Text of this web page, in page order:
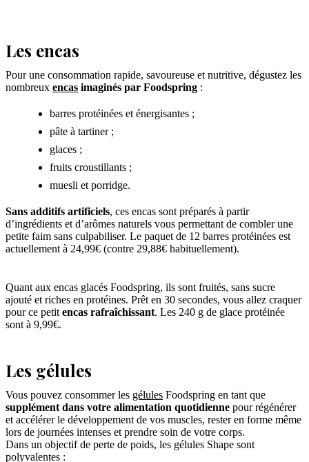
Les encas
Pour une consommation rapide, savoureuse et nutritive, dégustez les
nombreux encas imaginés par Foodspring :
barres protéinées et énergisantes ;
pâte à tartiner ;
glaces ;
fruits croustillants ;
muesli et porridge.
Sans additifs artificiels, ces encas sont préparés à partir
d’ingrédients et d’arômes naturels vous permettant de combler une
petite faim sans culpabiliser. Le paquet de 12 barres protéinées est
actuellement à 24,99€ (contre 29,88€ habituellement).
Quant aux encas glacés Foodspring, ils sont fruités, sans sucre
ajouté et riches en protéines. Prêt en 30 secondes, vous allez craquer
pour ce petitencas rafraîchissant. Les 240 g de glace protéinée
sont à 9,99€.
Les gélules
Vous pouvez consommer les gélules Foodspring en tant que
supplément dans votre alimentation quotidienne pour régénérer
et accélérer le développement de vos muscles, rester en forme même
lors de journées intenses et prendre soin de votre corps.
Dans un objectif de perte de poids, les gélules Shape sont
polyvalentes :